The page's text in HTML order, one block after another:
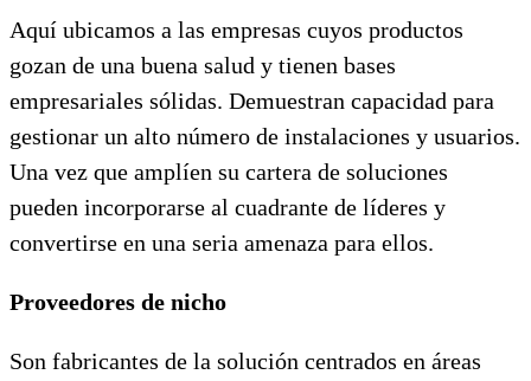
Aquí ubicamos a las empresas cuyos productos
gozan de una buena salud y tienen bases
empresariales sólidas. Demuestran capacidad para
gestionar un alto número de instalaciones y usuarios.
Una vez que amplíen su cartera de soluciones
pueden incorporarse al cuadrante de líderes y
convertirse en una seria amenaza para ellos.
Proveedores de nicho
Son fabricantes de la solución centrados en áreas